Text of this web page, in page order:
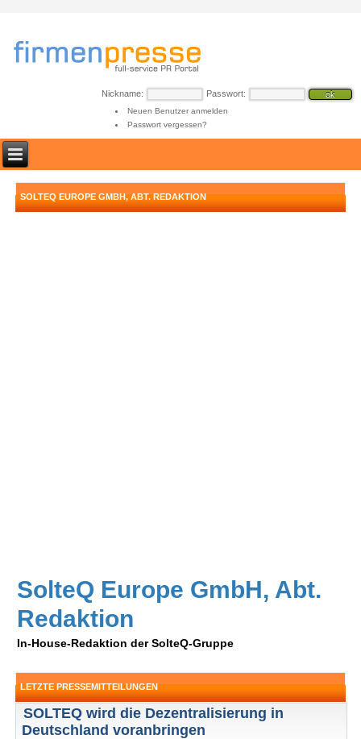
Nickname: Passwort:
Neuen Benutzer anmelden
Passwort vergessen?
SOLTEQ EUROPE GMBH, ABT. REDAKTION
SolteQ Europe GmbH, Abt.
Redaktion
In-House-Redaktion der SolteQ-Gruppe
LETZTE PRESSEMITTEILUNGEN
SOLTEQ wird die Dezentralisierung in
Deutschland voranbringen